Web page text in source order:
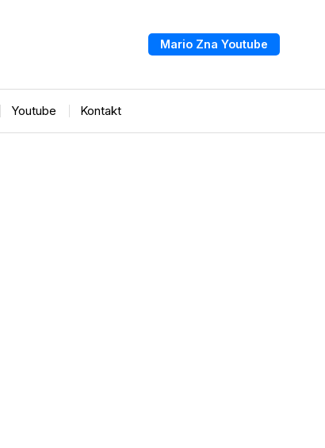
Mario Zna Youtube
Youtube Kontakt